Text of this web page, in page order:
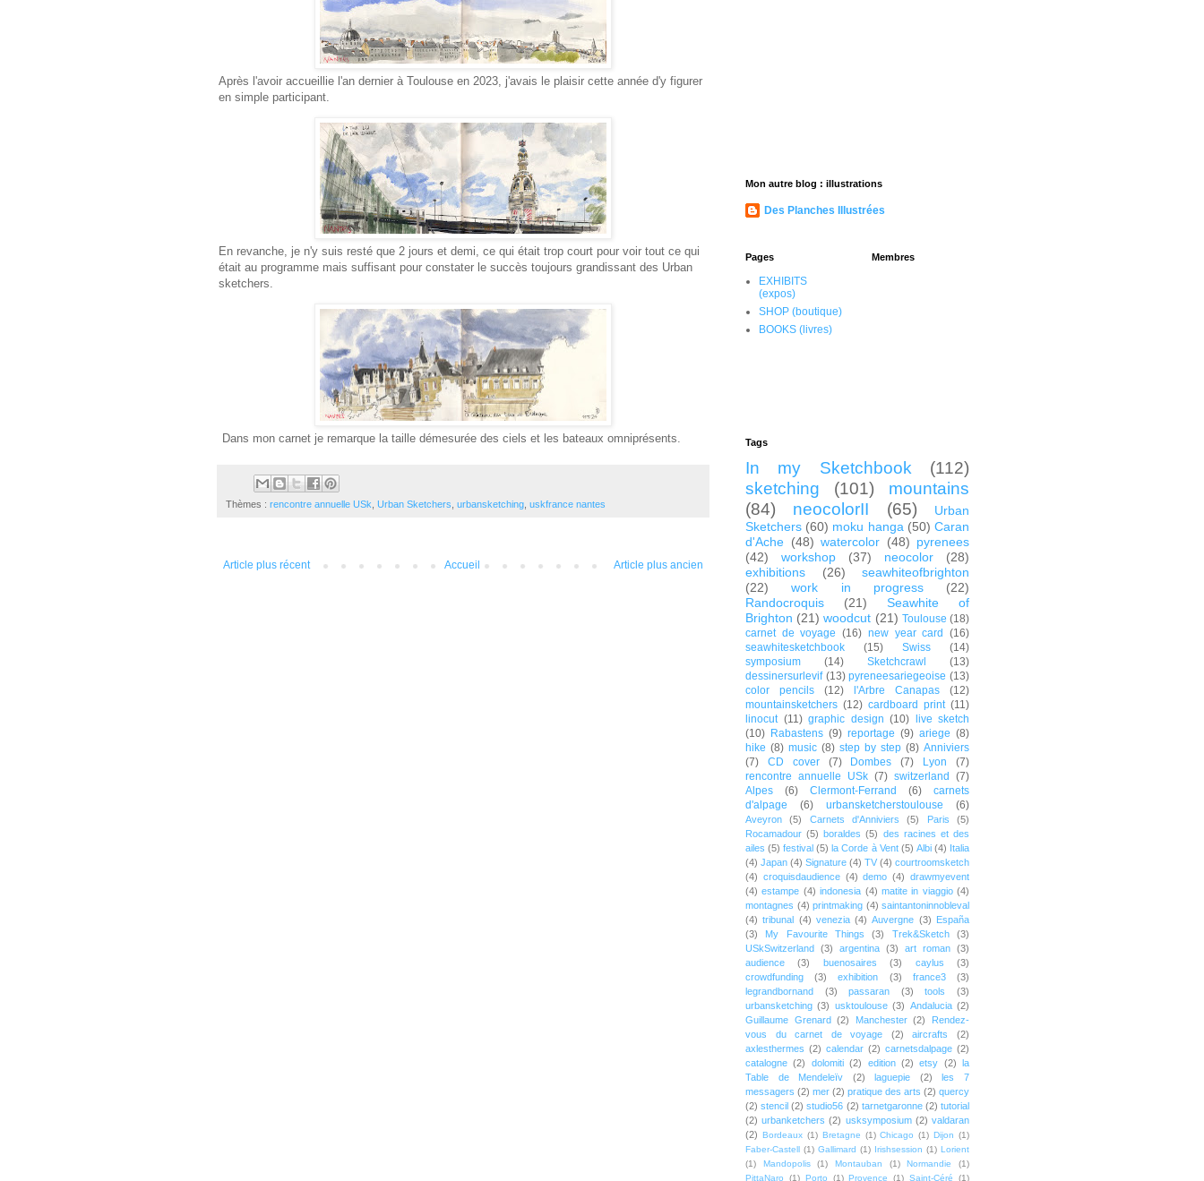
Après l'avoir accueillie l'an dernier à Toulouse en 2023, j'avais le plaisir cette année d'y figurer
en simple participant.
En revanche, je n'y suis resté que 2 jours et demi, ce qui était trop court pour voir tout ce qui
était au programme mais suffisant pour constater le succès toujours grandissant des Urban
sketchers.
Dans mon carnet je remarque la taille démesurée des ciels et les bateaux omniprésents.
Thèmes : rencontre annuelle USk Urban Sketchers urbansketching uskfrance nantes
Article plus récent Article plus ancien
Accueil
Mon autre blog : illustrations
Des Planches Illustrées
Pages
EXHIBITS
(expos)
SHOP (boutique)
BOOKS (livres)
Membres
Tags
In my Sketchbook
(112)
sketching
(101)
mountains
(84)
neocolorII (65)
Urban
Sketchers (60) moku hanga (50) Caran
d'Ache (48) watercolor (48) pyrenees
(42)
workshop (37) neocolor
(28)
exhibitions
(26)
seawhiteofbrighton
(22)
work in progress
(22)
Randocroquis
(21)
Seawhite of
Brighton (21) woodcut (21) Toulouse (18)
carnet de voyage (16) new year card
(16)
seawhitesketchbook
(15) Swiss
(14)
symposium
(14) Sketchcrawl
(13)
dessinersurlevif (13) pyreneesariegeoise (13)
color pencils
(12) l'Arbre Canapas
(12)
mountainsketchers (12) cardboard print (11)
linocut (11) graphic design (10)
live sketch
(10) Rabastens (9) reportage (9) ariege (8)
hike (8) music (8) step by step (8) Anniviers
(7)
CD cover (7) Dombes (7) Lyon
(7)
rencontre annuelle USk (7) switzerland
(7)
Alpes
(6) Clermont-Ferrand (6)
carnets
d'alpage
(6) urbansketcherstoulouse (6)
Aveyron (5) Carnets d'Anniviers (5) Paris
(5)
Rocamadour (5) boraldes (5) des racines et des
ailes (5) festival (5) la Corde à Vent (5) Albi (4) Italia
(4) Japan (4) Signature (4) TV (4) courtroomsketch
(4) croquisdaudience (4) demo (4) drawmyevent
(4) estampe (4) indonesia (4) matite in viaggio (4)
montagnes (4) printmaking (4) saintantoninnobleval
(4) tribunal (4) venezia (4) Auvergne (3) España
(3)
My Favourite Things (3) Trek&Sketch
(3)
USkSwitzerland (3) argentina (3) art roman (3)
audience
(3) buenosaires (3) caylus
(3)
crowdfunding
(3) exhibition (3) france3
(3)
legrandbornand
(3) passaran (3) tools
(3)
urbansketching (3) usktoulouse (3) Andalucia (2)
Guillaume Grenard (2) Manchester (2)
Rendez-
vous du carnet de voyage
(2) aircrafts
(2)
axlesthermes (2) calendar (2) carnetsdalpage (2)
catalogne (2) dolomiti (2) edition (2) etsy (2) la
Table de Mendeleïv
(2) laguepie (2)
les 7
messagers (2) mer (2) pratique des arts (2) quercy
(2) stencil (2) studio56 (2) tarnetgaronne (2) tutorial
(2) urbanketchers (2) usksymposium (2) valdaran
(2) Bordeaux (1) Bretagne (1) Chicago (1) Dijon (1)
Faber-Castell (1) Gallimard (1) Irishsession (1) Lorient
(1)
Mandopolis (1) Montauban (1) Normandie
(1)
PittaNaro
(1) Porto (1) Provence (1) Saint-Céré (1)